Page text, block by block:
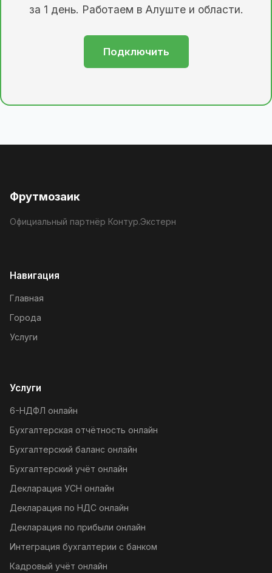
за 1 день. Работаем в Алуште и области.
Подключить
Фрутмозаик
Официальный партнёр Контур.Экстерн
Навигация
Главная
Города
Услуги
Услуги
6-НДФЛ онлайн
Бухгалтерская отчётность онлайн
Бухгалтерский баланс онлайн
Бухгалтерский учёт онлайн
Декларация УСН онлайн
Декларация по НДС онлайн
Декларация по прибыли онлайн
Интеграция бухгалтерии с банком
Кадровый учёт онлайн